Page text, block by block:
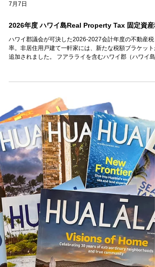
ハワイ郡議会が可決した2026-2027会計年度の不動産税
率。非居住用戸建て一軒家には、新たな税額ブラケット
追加されました。 フアラライを含むハワイ郡（ハワイ島
の非居住用戸建て一軒家に適用される税率は; ・評価額＄
～＄1,999,999相当分： 1.11％ ・評価額＄2,000,000～
＄3,999,999相当分： 1.45％ ・評価額＄4,000,000以上相当
分： 1.7％ （新設の課税ブラケット） 非居住用コンドミニ
アム（フアラライではヴィラと呼びます）に適用される
率は評価額に関わりなく1.17％ で、前年度から変わりま
ん。 その他の分類と税額を含むハワイ郡の公式情報は、
ちらのReal Property Tax Officeでご覧いただけます。
https://hawaiipropertytax.com/hawaii-county-tax-rates/